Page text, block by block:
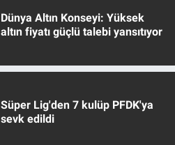
Dünya Altın Konseyi: Yüksek
altın fiyatı güçlü talebi yansıtıyor
Süper Lig'den 7 kulüp PFDK'ya
sevk edildi